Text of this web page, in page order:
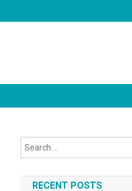
RECENT POSTS